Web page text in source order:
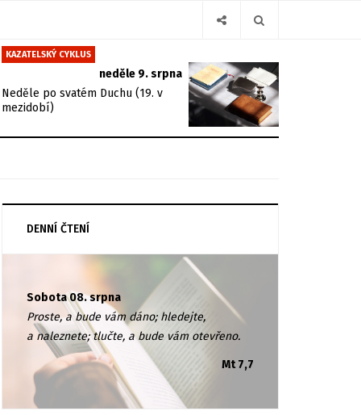
KAZATELSKÝ CYKLUS
neděle 9. srpna
Neděle po svatém Duchu (19. v
mezidobí)
DENNÍ ČTENÍ
Sobota 08. srpna
Proste, a bude vám dáno; hledejte,
a naleznete; tlučte, a bude vám otevřeno.
Mt 7,7